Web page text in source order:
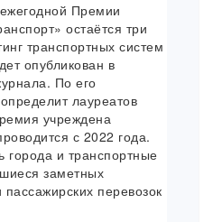
Премии
остаётся три
транспортных систем
опубликован в
По его
лауреатов
учреждена
с 2022 года.
города и транспортные
заметных
пассажирских перевозок